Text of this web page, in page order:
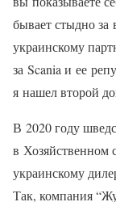
бывает стыдно
украинскому
за Scania и ее
я нашел второй
В 2020 году
в Хозяйственном
украинскому
Так, компания